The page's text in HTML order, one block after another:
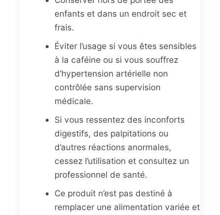
enfants et dans un endroit sec et
frais.
Éviter l’usage si vous êtes sensibles
à la caféine ou si vous souffrez
d’hypertension artérielle non
contrôlée sans supervision
médicale.
Si vous ressentez des inconforts
digestifs, des palpitations ou
d’autres réactions anormales,
cessez l’utilisation et consultez un
professionnel de santé.
Ce produit n’est pas destiné à
remplacer une alimentation variée et